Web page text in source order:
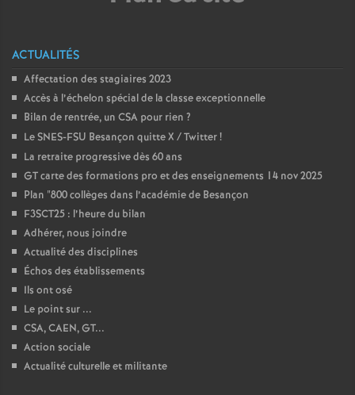
ACTUALITÉS
Affectation des stagiaires 2023
Accès à l’échelon spécial de la classe exceptionnelle
Bilan de rentrée, un CSA pour rien ?
Le SNES-FSU Besançon quitte X / Twitter!
La retraite progressive dès 60 ans
GT carte des formations pro et des enseignements 14 nov 2025
Plan "800 collèges dans l’académie de Besançon
F3SCT25 : l’heure du bilan
Adhérer, nous joindre
Actualité des disciplines
Échos des établissements
Ils ont osé
Le point sur ...
CSA, CAEN, GT...
Action sociale
Actualité culturelle et militante